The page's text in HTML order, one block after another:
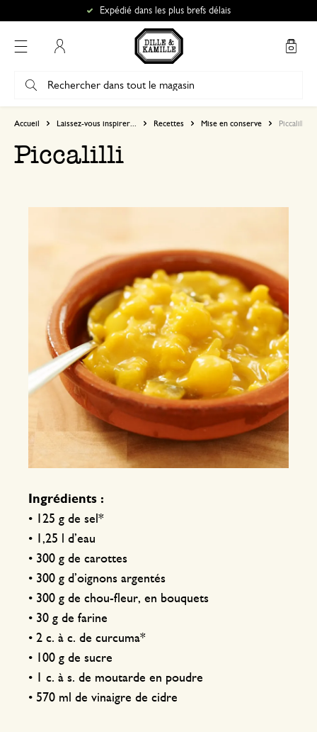
Expédié dans les plus brefs délais
Accueil Laissez-vous inspirer... Recettes Mise en conserve Piccalilli
Piccalilli
Ingrédients :
• 125 g de sel*
• 1,25 l d’eau
• 300 g de carottes
• 300 g d’oignons argentés
• 300 g de chou-fleur, en bouquets
• 30 g de farine
• 2 c. à c. de curcuma*
• 100 g de sucre
• 1 c. à s. de moutarde en poudre
• 570 ml de vinaigre de cidre